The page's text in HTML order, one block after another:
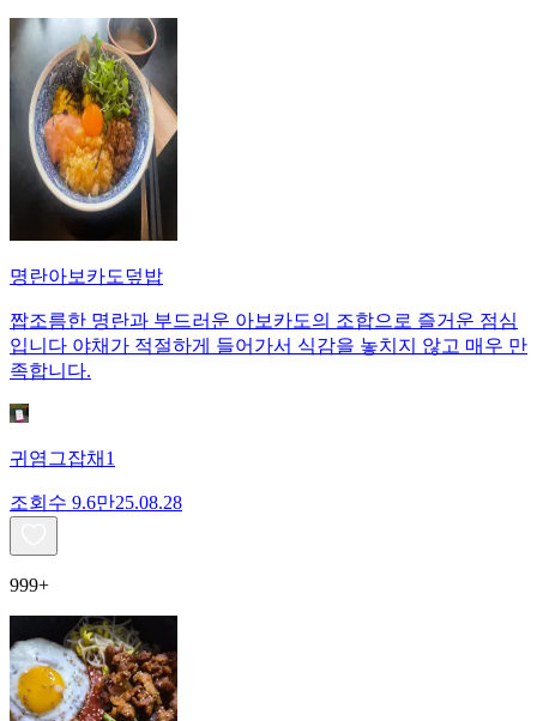
명란아보카도덮밥
짭조름한 명란과 부드러운 아보카도의 조합으로 즐거운 점심
입니다 야채가 적절하게 들어가서 식감을 놓치지 않고 매우 만
족합니다.
귀염그잡채1
조회수 9.6만25.08.28
999+